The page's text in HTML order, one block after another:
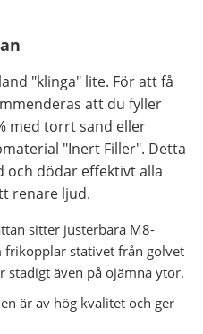
"klinga" lite. För att få
att du fyller
med torrt sand eller
"Inert Filler". Detta
och dödar effektivt alla
renare ljud.
sitter justerbara M8-
frikopplar stativet från golvet
stadigt även på ojämna ytor.
är av hög kvalitet och ger